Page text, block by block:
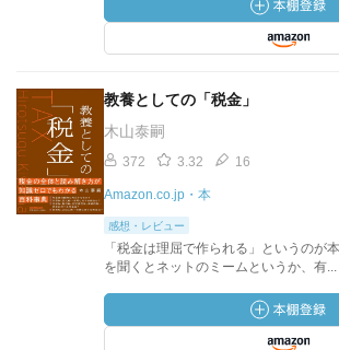
教養としての「税金」
木山泰嗣
372 3.32 16
Amazon.co.jp・本
感想・レビュー
「税金は理屈で作られる」というのが
を聞くとネットのミームというか、有...